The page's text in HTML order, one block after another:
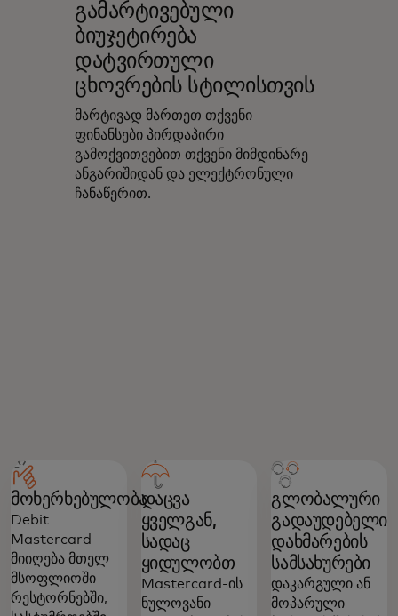
გამარტივებული
ბიუჯეტირება
დატვირთული
ცხოვრების სტილისთვის
მარტივად მართეთ თქვენი
ფინანსები პირდაპირი
გამოქვითვებით თქვენი მიმდინარე
ანგარიშიდან და ელექტრონული
ჩანაწერით.
მოხერხებულობა
Debit
Mastercard
მიიღება მთელ
მსოფლიოში
რესტორნებში,
დაცვა
ყველგან,
სადაც
ყიდულობთ
Mastercard-ის
ნულოვანი
გლობალური
გადაუდებელი
დახმარების
სამსახურები
დაკარგული ან
მოპარული